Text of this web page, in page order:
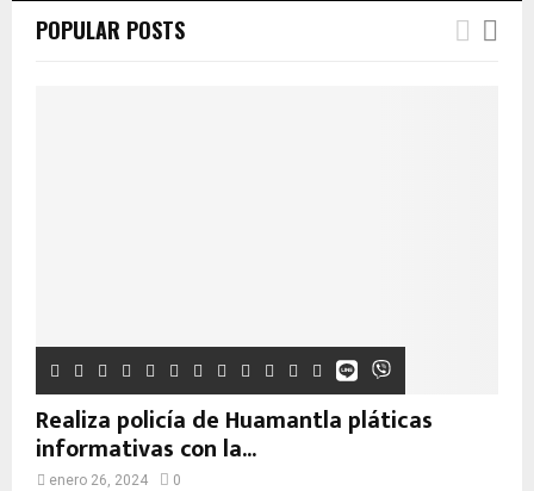
POPULAR POSTS
Realiza policía de Huamantla pláticas
informativas con la...
enero 26, 2024 0